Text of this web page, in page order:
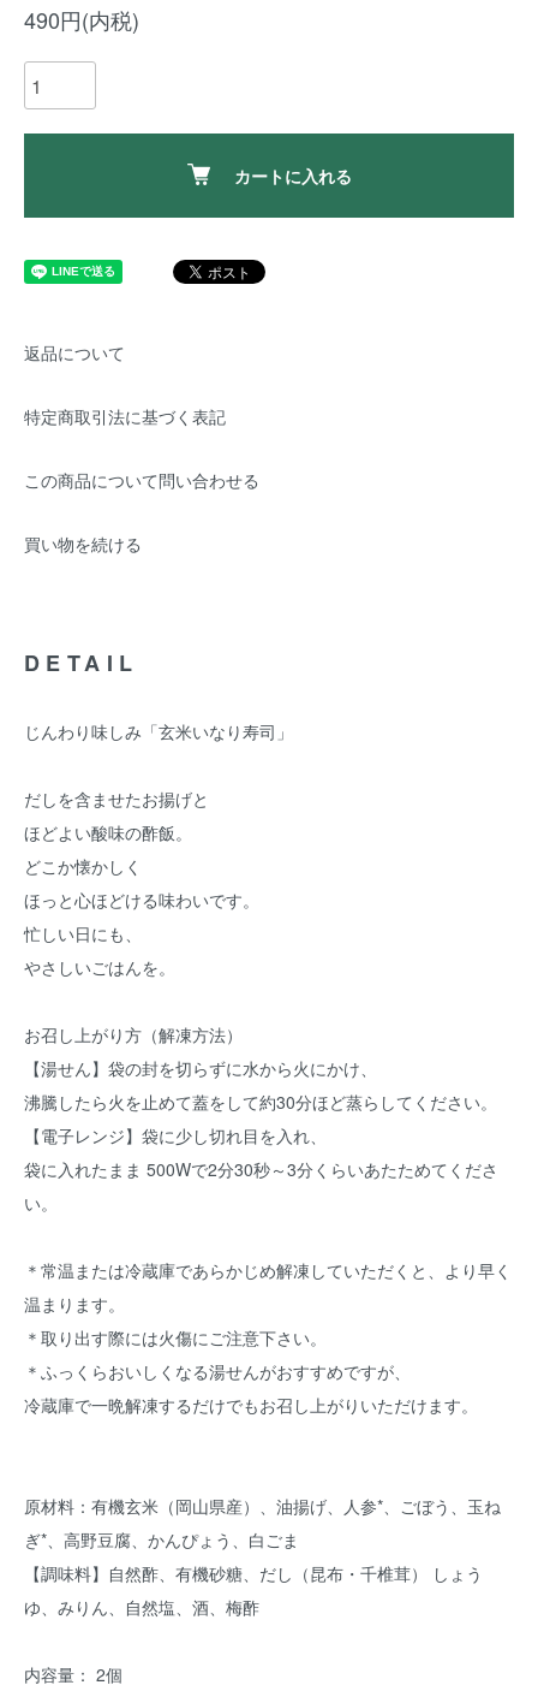
490円(内税)
カートに入れる
返品について
特定商取引法に基づく表記
この商品について問い合わせる
買い物を続ける
DETAIL
じんわり味しみ「玄米いなり寿司」
だしを含ませたお揚げと
ほどよい酸味の酢飯。
どこか懐かしく
ほっと心ほどける味わいです。
忙しい日にも、
やさしいごはんを。
お召し上がり方（解凍方法）
【湯せん】袋の封を切らずに水から火にかけ、
沸騰したら火を止めて蓋をして約30分ほど蒸らしてください。
【電子レンジ】袋に少し切れ目を入れ、
袋に入れたまま 500Wで2分30秒～3分くらいあたためてくださ
い。
＊常温または冷蔵庫であらかじめ解凍していただくと、より早く
温まります。
＊取り出す際には火傷にご注意下さい。
＊ふっくらおいしくなる湯せんがおすすめですが、
冷蔵庫で一晩解凍するだけでもお召し上がりいただけます。
原材料：有機玄米（岡山県産）、油揚げ、人参*、ごぼう、玉ね
ぎ*、高野豆腐、かんぴょう、白ごま
【調味料】自然酢、有機砂糖、だし（昆布・千椎茸） しょう
ゆ、みりん、自然塩、酒、梅酢
内容量： 2個